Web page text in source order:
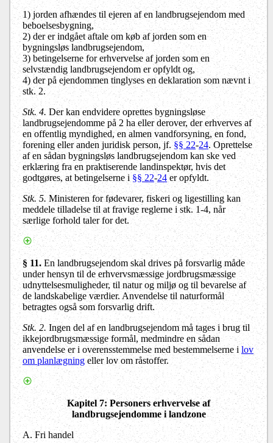
1) jorden afhændes til ejeren af en landbrugsejendom med
beboelsesbygning,
2) der er indgået aftale om køb af jorden som en
bygningsløs landbrugsejendom,
3) betingelserne for erhvervelse af jorden som en
selvstændig landbrugsejendom er opfyldt og,
4) der på ejendommen tinglyses en deklaration som nævnt i
stk. 2.
Stk. 4. Der kan endvidere oprettes bygningsløse
landbrugsejendomme på 2 ha eller derover, der erhverves af
en offentlig myndighed,en almen vandforsyning, en fond,
forening eller anden juridisk person, jf.§§ 22-24. Oprettelse
af en sådan bygningsløs landbrugsejendom kan ske ved
erklæring fra en praktiserende landinspektør, hvis det
godtgøres, at betingelserne i §§ 22-24er opfyldt.
Stk. 5. Ministeren for fødevarer, fiskeri og ligestilling kan
meddele tilladelse til at fravige reglerne i stk. 1-4, når
særlige forhold taler for det.
§ 11. En landbrugsejendom skal drives på forsvarlig måde
under hensyn til de erhvervsmæssige jordbrugsmæssige
udnyttelsesmuligheder, til natur og miljø og til bevarelse af
de landskabelige værdier. Anvendelse til naturformål
betragtes også som forsvarlig drift.
Stk. 2. Ingen del af en landbrugsejendom må tages i brug til
ikkejordbrugsmæssige formål, medmindre en sådan
anvendelse er i overensstemmelse med bestemmelserne ilov
om planlægningeller lov om råstoffer.
Kapitel 7: Personers erhvervelse af
landbrugsejendomme i landzone
A. Fri handel